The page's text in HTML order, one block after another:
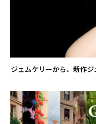
ジェムケリーから、新作